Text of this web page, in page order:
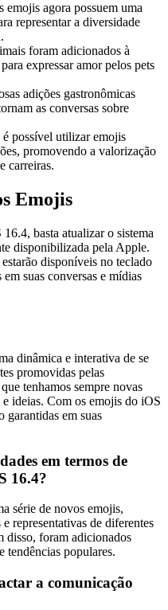
emojis agora possuem uma
representar a diversidade
foram adicionados à
expressar amor pelos pets
adições gastronômicas
as conversas sobre
é possível utilizar emojis
promovendo a valorização
carreiras.
Emojis
basta atualizar o sistema
disponibilizada pela Apple.
disponíveis no teclado
suas conversas e mídias
dinâmica e interativa de se
promovidas pelas
tenhamos sempre novas
e ideias. Com os emojis do iOS
garantidas em suas
em termos de
16.4?
série de novos emojis,
representativas de diferentes
disso, foram adicionados
tendências populares.
a comunicação